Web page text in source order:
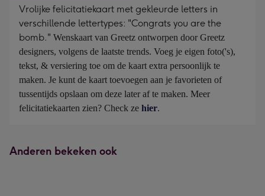
Vrolijke felicitatiekaart met gekleurde letters in
verschillende lettertypes: "Congrats you are the
bomb." Wenskaart van Greetz ontworpen door Greetz
designers, volgens de laatste trends. Voeg je eigen foto('s),
tekst, & versiering toe om de kaart extra persoonlijk te
maken. Je kunt de kaart toevoegen aan je favorieten of
tussentijds opslaan om deze later af te maken. Meer
felicitatiekaarten zien? Check ze hier.
Anderen bekeken ook